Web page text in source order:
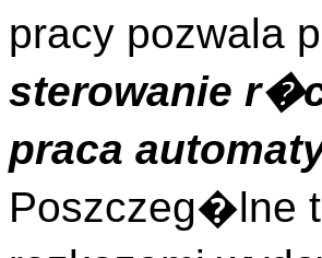
pracy pozwala
sterowanie
praca